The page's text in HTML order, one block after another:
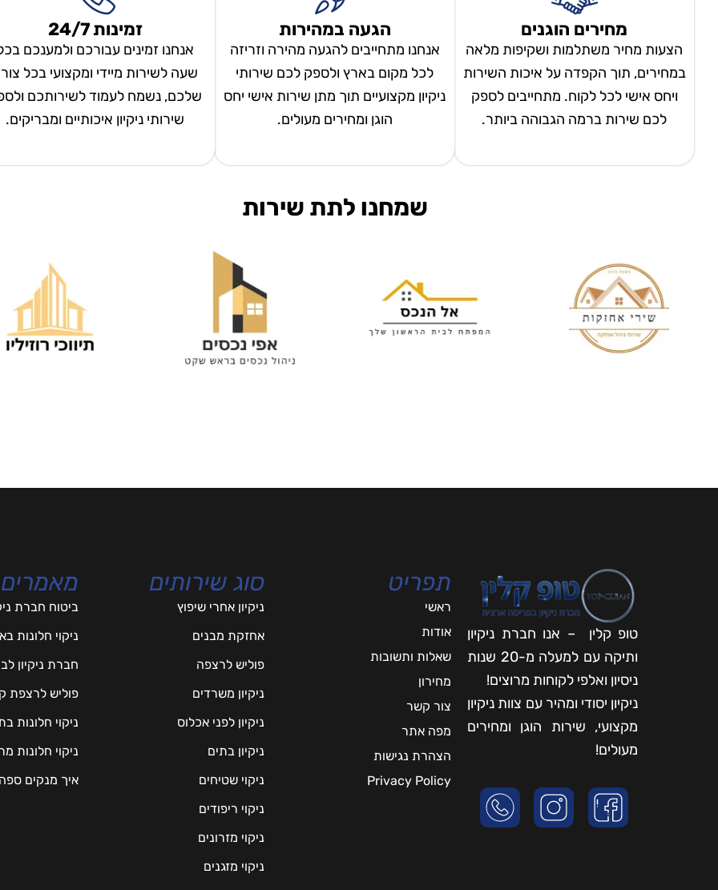
מחירים הוגנים
הצעות מחיר משתלמות ושקיפות מלאה
במחירים, תוך הקפדה על איכות השירות
ויחס אישי לכל לקוח. מתחייבים לספק
לכם שירות ברמה הגבוהה ביותר.
הגעה במהירות
אנחנו מתחייבים להגעה מהירה וזריזה
לכל מקום בארץ ולספק לכם שירותי
ניקיון מקצועיים תוך מתן שירות אישי יחס
הוגן ומחירים מעולים.
זמינות 24/7
אנחנו זמינים עבורכם ולמענכם
שעה לשירות מיידי ומקצועי בכל
שלכם, נשמח לעמוד לשירותכם
שירותי ניקיון איכותיים ומבריקים.
שמחנו לתת שירות
טופ קלין – אנו חברת ניקיון
ותיקה עם למעלה מ-20 שנות
ניסיון ואלפי לקוחות מרוצים!
ניקיון יסודי ומהיר עם צוות ניקיון
מקצועי, שירות הוגן ומחירים
מעולים!
תפריט
ראשי
אודות
שאלות ותשובות
מחירון
צור קשר
מפה אתר
הצהרת נגישות
Privacy Policy
סוג שירותים
ניקיון אחרי שיפוץ
אחזקת מבנים
פוליש לרצפה
ניקיון משרדים
ניקיון לפני אכלוס
ניקיון בתים
ניקוי שטיחים
ניקוי ריפודים
ניקוי מזרונים
ניקוי מזגנים
מאמרים
ביטוח חברת
ניקוי חלונות
חברת ניקיון
פוליש לרצפת
ניקוי חלונות
ניקוי חלונות
איך מנקים